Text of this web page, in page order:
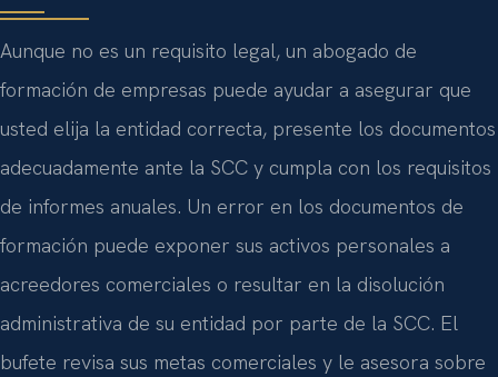
Aunque no es un requisito legal, un abogado de
formación de empresas puede ayudar a asegurar que
usted elija la entidad correcta, presente los documentos
adecuadamente ante la SCC y cumpla con los requisitos
de informes anuales. Un error en los documentos de
formación puede exponer sus activos personales a
acreedores comerciales o resultar en la disolución
administrativa de su entidad por parte de la SCC. El
bufete revisa sus metas comerciales y le asesora sobre